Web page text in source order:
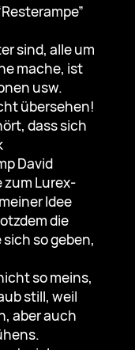
sind, alle um
mache, ist
usw.
übersehen!
dass sich
David
zum Lurex-
Idee
die
so geben,
so meins,
still, weil
aber auch